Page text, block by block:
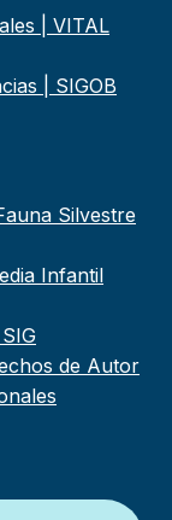
| VITAL
| SIGOB
Silvestre
Infantil
de Autor